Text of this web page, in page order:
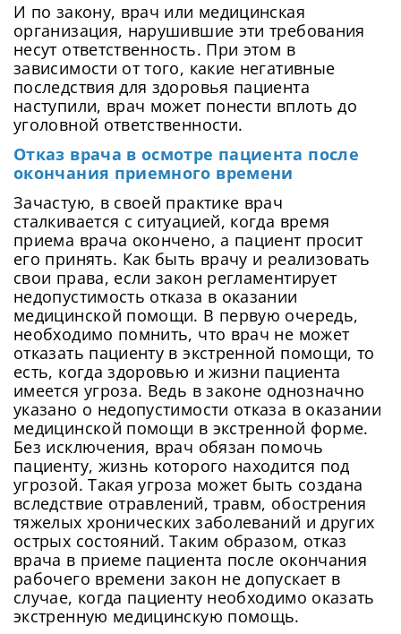
И по закону, врач или медицинская
организация, нарушившие эти требования
несут ответственность. При этом в
зависимости от того, какие негативные
последствия для здоровья пациента
наступили, врач может понести вплоть до
уголовной ответственности.
Отказ врача в осмотре пациента после
окончания приемного времени
Зачастую, в своей практике врач
сталкивается с ситуацией, когда время
приема врача окончено, а пациент просит
его принять. Как быть врачу и реализовать
свои права, если закон регламентирует
недопустимость отказа в оказании
медицинской помощи. В первую очередь,
необходимо помнить, что врач не может
отказать пациенту в экстренной помощи, то
есть, когда здоровью и жизни пациента
имеется угроза. Ведь в законе однозначно
указано о недопустимости отказа в оказании
медицинской помощи в экстренной форме.
Без исключения, врач обязан помочь
пациенту, жизнь которого находится под
угрозой. Такая угроза может быть создана
вследствие отравлений, травм, обострения
тяжелых хронических заболеваний и других
острых состояний. Таким образом, отказ
врача в приеме пациента после окончания
рабочего времени закон не допускает в
случае, когда пациенту необходимо оказать
экстренную медицинскую помощь.